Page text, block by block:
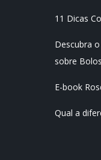
11 Dicas
Descubra
sobre
E-book
Qual a